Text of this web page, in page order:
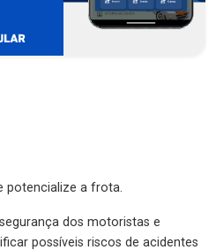
potencialize a frota.
dos motoristas e
possíveis riscos de acidentes